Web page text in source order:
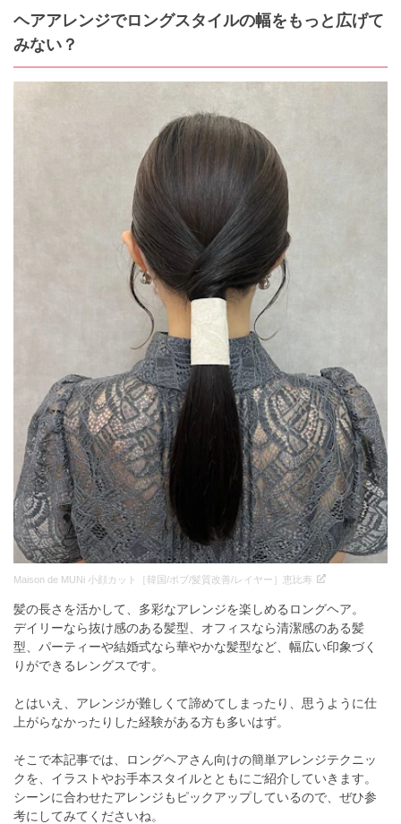
ヘアアレンジでロングスタイルの幅をもっと広げて
みない？
Maison de MUNi 小顔カット［韓国/ボブ/髪質改善/レイヤー］恵比寿
髪の長さを活かして、多彩なアレンジを楽しめるロングヘア。
デイリーなら抜け感のある髪型、オフィスなら清潔感のある髪
型、パーティーや結婚式なら華やかな髪型など、幅広い印象づく
りができるレングスです。
とはいえ、アレンジが難しくて諦めてしまったり、思うように仕
上がらなかったりした経験がある方も多いはず。
そこで本記事では、ロングヘアさん向けの簡単アレンジテクニッ
クを、イラストやお手本スタイルとともにご紹介していきます。
シーンに合わせたアレンジもピックアップしているので、ぜひ参
考にしてみてくださいね。